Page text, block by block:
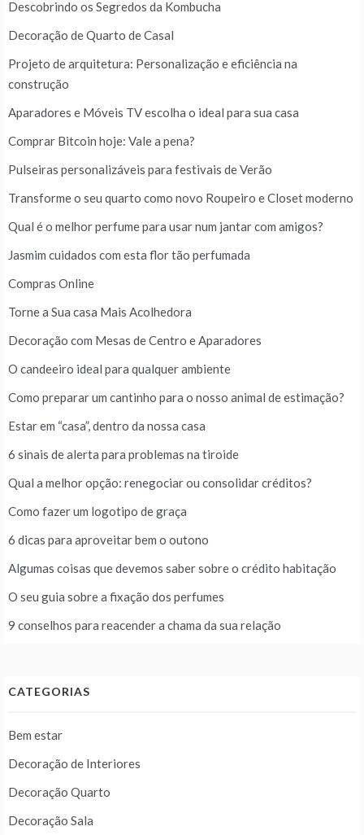
Descobrindo os Segredos da Kombucha
Decoração de Quarto de Casal
Projeto de arquitetura: Personalização e eficiência na
construção
Aparadores e Móveis TV escolha o ideal para sua casa
Comprar Bitcoin hoje: Vale a pena?
Pulseiras personalizáveis para festivais de Verão
Transforme o seu quarto como novo Roupeiro e Closet moderno
Qual é o melhor perfume para usar num jantar com amigos?
Jasmim cuidados com esta flor tão perfumada
Compras Online
Torne a Sua casa Mais Acolhedora
Decoração com Mesas de Centro e Aparadores
O candeeiro ideal para qualquer ambiente
Como preparar um cantinho para o nosso animal de estimação?
Estar em “casa”, dentro da nossa casa
6 sinais de alerta para problemas na tiroide
Qual a melhor opção: renegociar ou consolidar créditos?
Como fazer um logotipo de graça
6 dicas para aproveitar bem o outono
Algumas coisas que devemos saber sobre o crédito habitação
O seu guia sobre a fixação dos perfumes
9 conselhos para reacender a chama da sua relação
CATEGORIAS
Bem estar
Decoração de Interiores
Decoração Quarto
Decoração Sala